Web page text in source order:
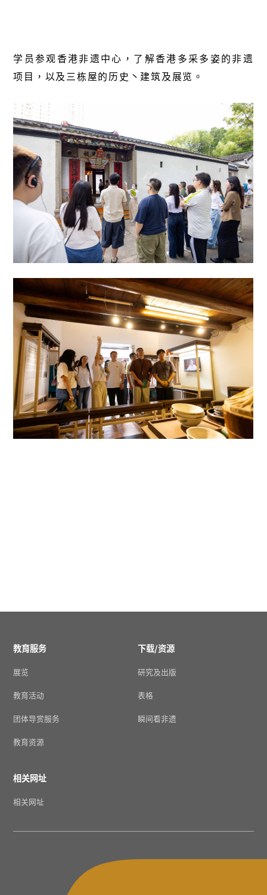
学员参观香港非遗中心，了解香港多采多姿的非遗
项目，以及三栋屋的历史丶建筑及展览。
教育服务
展览
教育活动
团体导赏服务
教育资源
下载/资源
研究及出版
表格
瞬间看非遗
相关网址
相关网址